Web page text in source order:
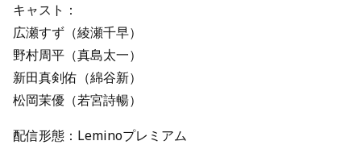
キャスト：
広瀬すず（綾瀬千早）
野村周平（真島太一）
新田真剣佑（綿谷新）
松岡茉優（若宮詩暢）
配信形態：Leminoプレミアム